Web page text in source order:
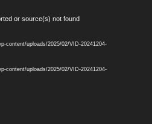
or source(s) not found
content/uploads/2025/02/VID-20241204-
content/uploads/2025/02/VID-20241204-